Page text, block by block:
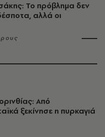
Το πρόβλημα δεν
αλλά οι
Από
ξεκίνησε η πυρκαγιά